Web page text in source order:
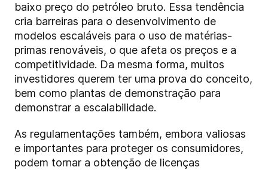
baixo preço do petróleo bruto. Essa tendência
cria barreiras para o desenvolvimento de
modelos escaláveis para o uso de matérias-
primas renováveis, o que afeta os preços e a
competitividade. Da mesma forma, muitos
investidores querem ter uma prova do conceito,
bem como plantas de demonstração para
demonstrar a escalabilidade.
As regulamentações também, embora valiosas
e importantes para proteger os consumidores,
podem tornar a obtenção de licenças